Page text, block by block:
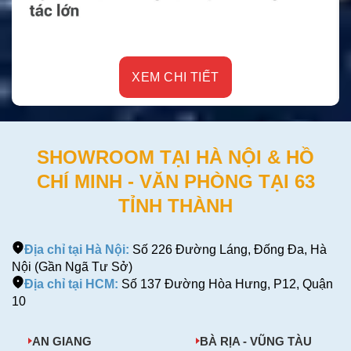
XEM CHI TIẾT
SHOWROOM TẠI HÀ NỘI & HỒ
CHÍ MINH - VĂN PHÒNG TẠI 63
TỈNH THÀNH
Địa chỉ tại Hà Nội: Số 226 Đường Láng, Đống Đa, Hà
Nội (Gần Ngã Tư Sở)
Địa chỉ tại HCM: Số 137 Đường Hòa Hưng, P12, Quận
10
AN GIANG BÀ RỊA - VŨNG TÀU